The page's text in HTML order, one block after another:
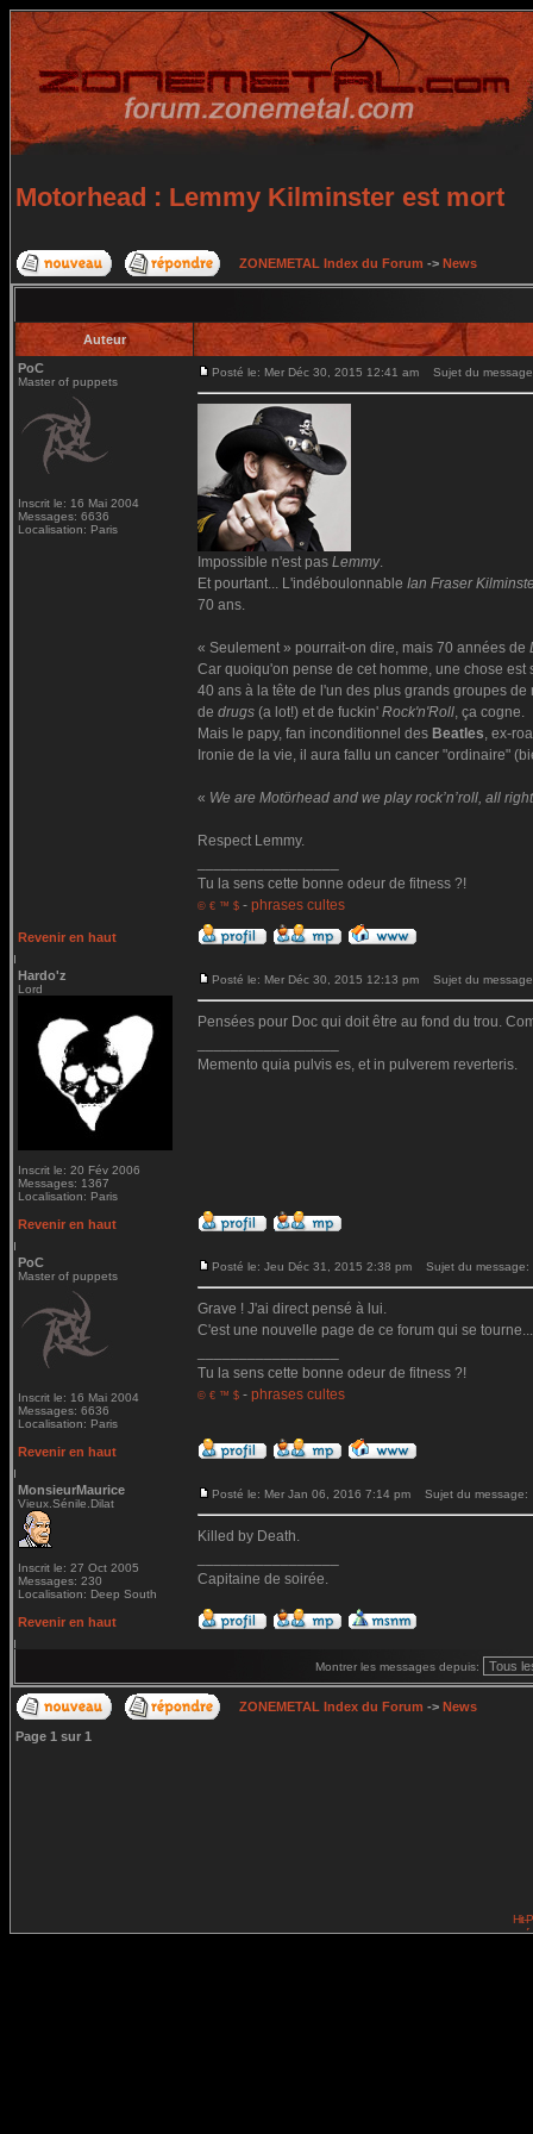
Motorhead : Lemmy Kilminster est mort
ZONEMETAL Index du Forum -> News
Auteur
PoC
Master of puppets
Inscrit le: 16 Mai 2004
Messages: 6636
Localisation: Paris
Posté le: Mer Déc 30, 2015 12:41 am Sujet du
Impossible n'est pas Lemmy.
Et pourtant... L'indéboulonnable Ian Fraser
70 ans.
« Seulement » pourrait-on dire, mais 70 années de
Car quoiqu'on pense de cet homme, une chose
40 ans à la tête de l'un des plus grands groupes
de drugs (a lot!) et de fuckin' Rock'n'Roll, ça cogne.
Mais le papy, fan inconditionnel des Beatles, ex-
Ironie de la vie, il aura fallu un cancer "ordinaire"
« We are Motörhead and we play rock’n’roll, all
Respect Lemmy.
Tu la sens cette bonne odeur de fitness ?!
© € ™ $ - phrases cultes
Revenir en haut
Hardo'z
Lord
Inscrit le: 20 Fév 2006
Messages: 1367
Localisation: Paris
Posté le: Mer Déc 30, 2015 12:13 pm Sujet du
Pensées pour Doc qui doit être au fond du trou.
Memento quia pulvis es, et in pulverem reverteris.
Revenir en haut
PoC
Master of puppets
Inscrit le: 16 Mai 2004
Messages: 6636
Localisation: Paris
Posté le: Jeu Déc 31, 2015 2:38 pm Sujet du message:
Grave ! J'ai direct pensé à lui.
C'est une nouvelle page de ce forum qui se tourne...
Tu la sens cette bonne odeur de fitness ?!
© € ™ $ - phrases cultes
Revenir en haut
MonsieurMaurice
Vieux.Sénile.Dilat
Inscrit le: 27 Oct 2005
Messages: 230
Localisation: Deep South
Posté le: Mer Jan 06, 2016 7:14 pm Sujet du message:
Killed by Death.
Capitaine de soirée.
Revenir en haut
Montrer les messages depuis:
ZONEMETAL Index du Forum -> News
Page 1 sur 1